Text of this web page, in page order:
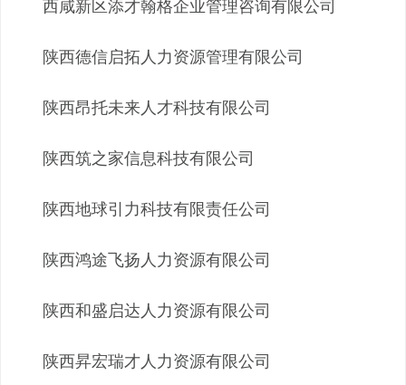
西咸新区添才翰格企业管理咨询有限公司
陕西德信启拓人力资源管理有限公司
陕西昂托未来人才科技有限公司
陕西筑之家信息科技有限公司
陕西地球引力科技有限责任公司
陕西鸿途飞扬人力资源有限公司
陕西和盛启达人力资源有限公司
陕西昇宏瑞才人力资源有限公司